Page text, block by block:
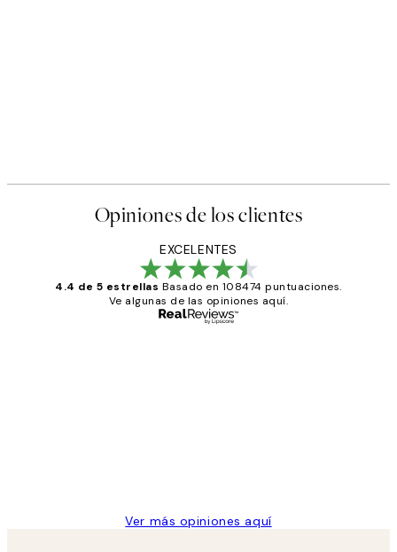
Opiniones de los clientes
EXCELENTES
4.4 de 5 estrellas Basado en 108474 puntuaciones.
Ve algunas de las opiniones aquí.
Ver más opiniones aquí